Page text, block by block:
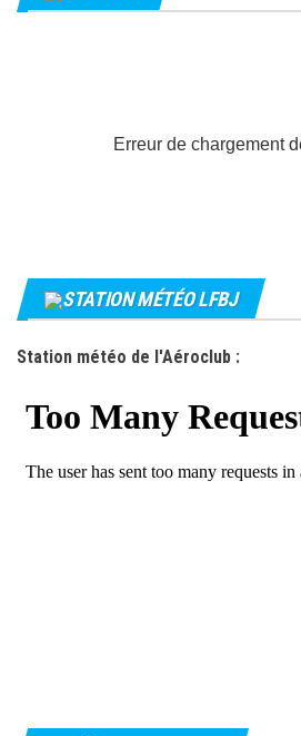
Erreur de chargement
STATION MÉTÉO LFBJ
Station météo de l'Aéroclub :